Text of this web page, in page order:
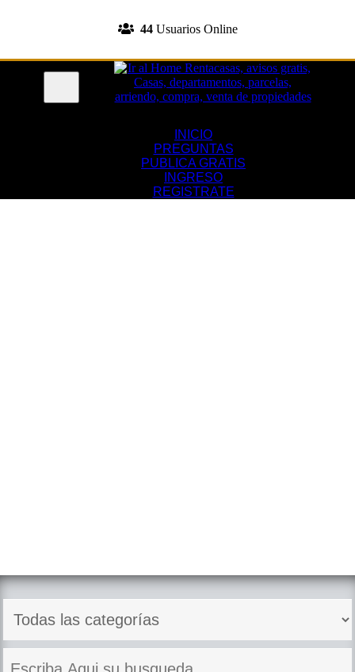
44Usuarios Online
INICIO
PREGUNTAS
PUBLICA GRATIS
INGRESO
REGISTRATE